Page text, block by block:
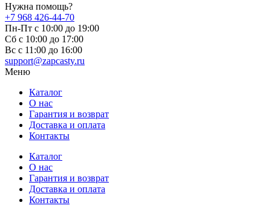
Нужна помощь?
+7 968 426-44-70
Пн-Пт с 10:00 до 19:00
Сб с 10:00 до 17:00
Вс c 11:00 до 16:00
support@zapcasty.ru
Меню
Каталог
О нас
Гарантия и возврат
Доставка и оплата
Контакты
Каталог
О нас
Гарантия и возврат
Доставка и оплата
Контакты